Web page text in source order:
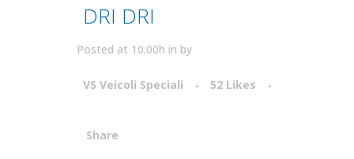
DRI DRI
Posted at 10:00h in by
VS Veicoli Speciali 52 Likes
Share
Attiva comando